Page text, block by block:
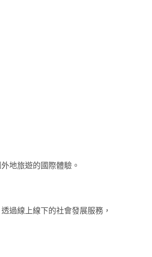
地旅遊的國際體驗。
過線上線下的社會發展服務，